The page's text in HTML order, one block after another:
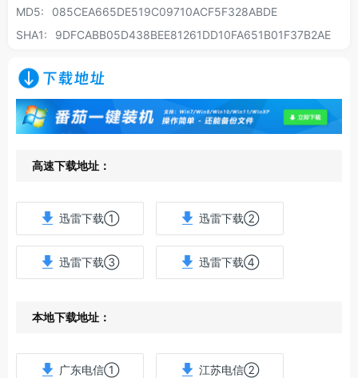
MD5:
085CEA665DE519C09710ACF5F328ABDE
SHA1:
9DFCABB05D438BEE81261DD10FA651B01F37B2AE
下载地址
高速下载地址：
迅雷下载① 迅雷下载②
迅雷下载③ 迅雷下载④
本地下载地址：
广东电信① 江苏电信②